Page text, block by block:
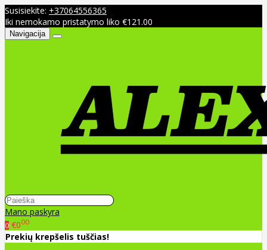
Susisiekite: +37064556365
Iki nemokamo pristatymo liko €121.00
Navigacija
Mano paskyra
0 €000
Prekių krepšelis tuščias!